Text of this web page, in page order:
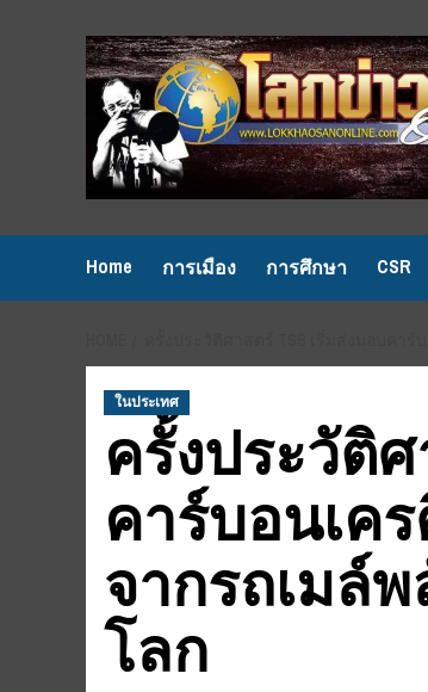
Home การเมือง การศึกษา CSR
ในประเทศ
ครั้งประวัติ
คาร์บอนเค
จากรถเมล์
โลก